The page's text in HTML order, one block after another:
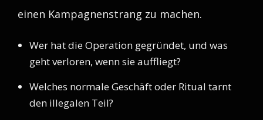
einen Kampagnenstrang zu machen.
Wer hat die Operation gegründet, und was
geht verloren, wenn sie auffliegt?
Welches normale Geschäft oder Ritual tarnt
den illegalen Teil?